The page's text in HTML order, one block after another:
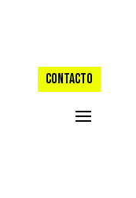
CONTACTO